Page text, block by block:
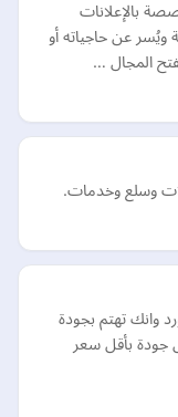
بالإعلانات
ويُسر عن حاجياته أو
المجال …
وسلع وخدمات.
وانك تهتم بجودة
جودة بأقل سعر